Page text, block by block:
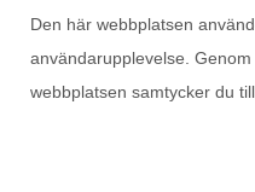
Den här webbplatsen
användarupplevelse.
webbplatsen samtycker du